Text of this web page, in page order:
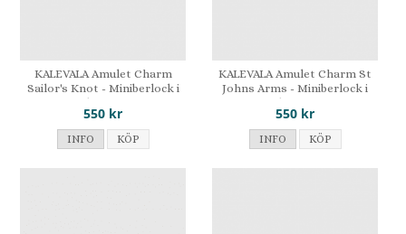
KALEVALA Amulet Charm
Sailor's Knot - Miniberlock i
brons
550 kr
INFO KÖP
KALEVALA Amulet Charm St
Johns Arms - Miniberlock i
brons
550 kr
INFO KÖP